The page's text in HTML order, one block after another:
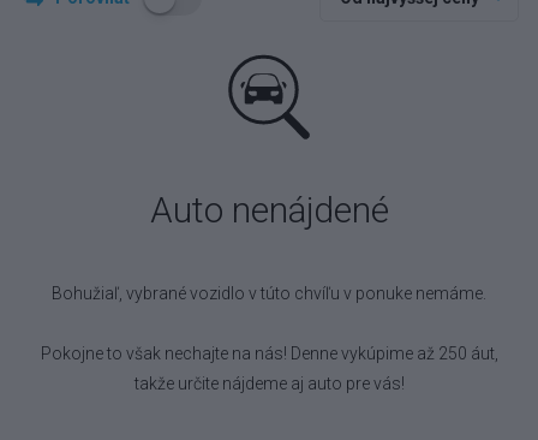
Auto nenájdené
Bohužiaľ, vybrané vozidlo v túto chvíľu v ponuke nemáme.
Pokojne to však nechajte na nás! Denne vykúpime až 250 áut,
takže určite nájdeme aj auto pre vás!